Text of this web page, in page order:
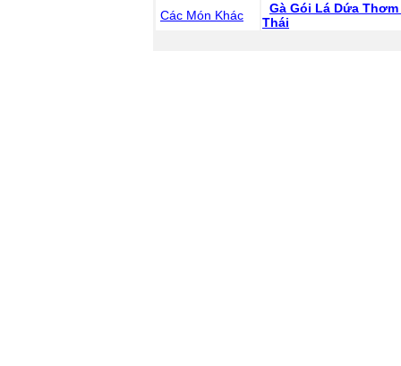
Các Món Khác
Gà Gói Lá Dứa
Thái